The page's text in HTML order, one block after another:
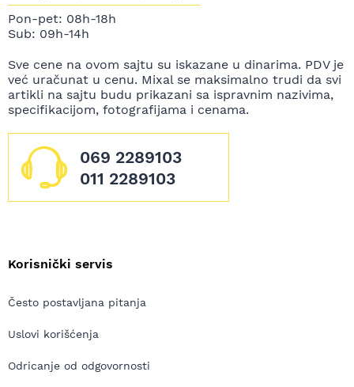
Pon-pet: 08h-18h
Sub: 09h-14h
Sve cene na ovom sajtu su iskazane u dinarima. PDV je
već uračunat u cenu. Mixal se maksimalno trudi da svi
artikli na sajtu budu prikazani sa ispravnim nazivima,
specifikacijom, fotografijama i cenama.
069 2289103
011 2289103
Korisnički servis
Često postavljana pitanja
Uslovi korišćenja
Odricanje od odgovornosti